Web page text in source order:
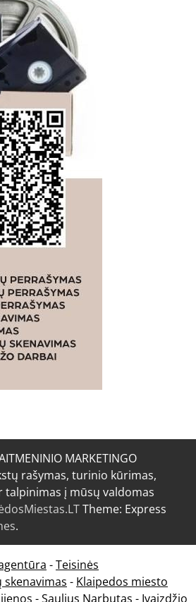
MARKETINGO
rašymas, turinio kūrimas,
į mūsų valdomas
Theme: Express
.
-Teisinės
skenavimas - Klaipedos miesto
-Saulius Narbutas - Įvaizdžio